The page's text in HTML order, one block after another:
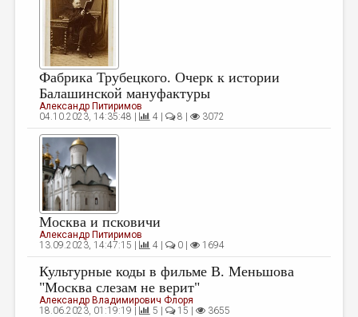
ОБЗОР ЛИТЕРАТУРЫ
СТРАНИЦЫ ПАМЯТИ
ОБЪЯВЛЕНИЯ
КОЛОНКА РЕДАКТОРА
РЕДКОЛЛЕГИЯ
ОТ РЕДАКЦИИ
МАЛАЯ ПРОЗА
ЭССЕИСТИКА
ЛИТЕРАТУРОВЕДЕНИЕ
КУЛЬТУРОВЕДЕНИЕ
ПУБЛИЦИСТИКА
Фабрика Трубецкого. Очерк к истории
Балашинской мануфактуры
Александр Питиримов
04.10.2023, 14:35:48 |
4 | 8 | 3072
Москва и псковичи
Александр Питиримов
13.09.2023, 14:47:15 |
4 | 0 | 1694
Культурные коды в фильме В. Меньшова
"Москва слезам не верит"
Александр Владимирович Флоря
18.06.2023, 01:19:19 |
5 | 15 | 3655